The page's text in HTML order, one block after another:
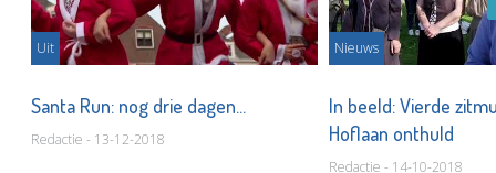
Uit
Santa Run: nog drie dagen...
Redactie - 13-12-2018
Nieuws
In beeld: Vierde
Hoflaan onthuld
Redactie - 14-10-2018